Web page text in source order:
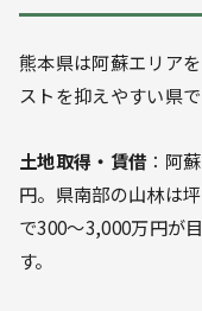
熊本県は阿蘇エリア
ストを抑えやすい県で
土地取得・賃借：阿
円。県南部の山林は
で300〜3,000万円が
す。